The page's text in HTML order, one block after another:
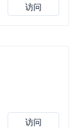
访问
访问